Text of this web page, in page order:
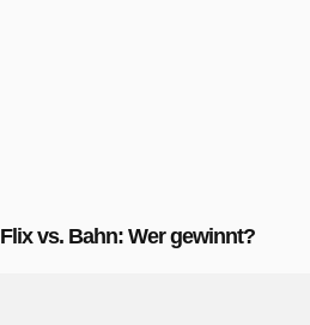
vs. Bahn: Wer gewinnt?